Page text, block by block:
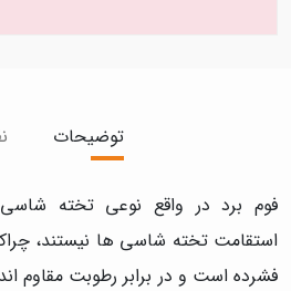
توضیحات
فوم برد در واقع نوعی تخته
استقامت تخته شاسی ها نیستند،
فشرده است و در برابر رطوبت مقاوم